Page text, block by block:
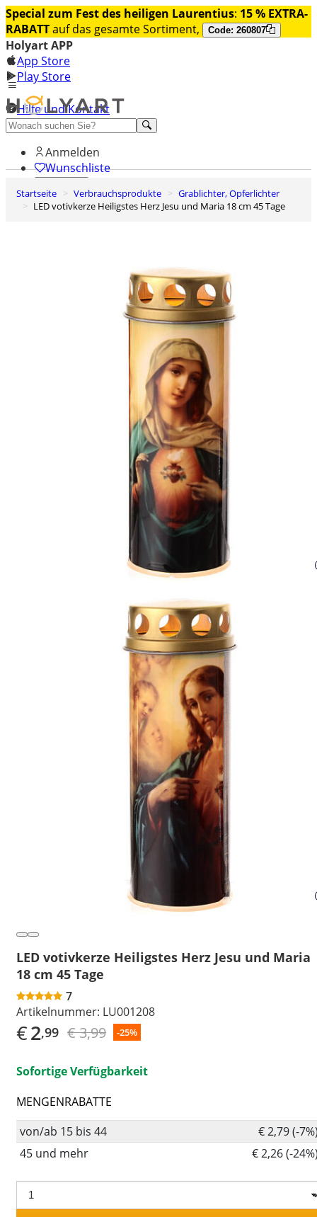
Special zum Fest des heiligen Laurentius: 15 % EXTRA-
RABATTauf das gesamte Sortiment, Code: 260807
Holyart APP
App Store
Play Store
Hilfe und Kontakt
Entdecken Sie Premium
Anmelden
Wunschliste
0
Warenkorb
Startseite Verbrauchsprodukte
Grablichter, Opferlichter
LED votivkerze Heiligstes Herz Jesu und Maria 18 cm 45 Tage
LED votivkerze Heiligstes Herz Jesu und Maria
18 cm 45 Tage
7
Artikelnummer: LU001208
€2,99 € 3,99 -25%
Sofortige Verfügbarkeit
MENGENRABATTE
von/ab 15 bis 44
€ 2,79 (-
45 und mehr
€ 2,26 (-